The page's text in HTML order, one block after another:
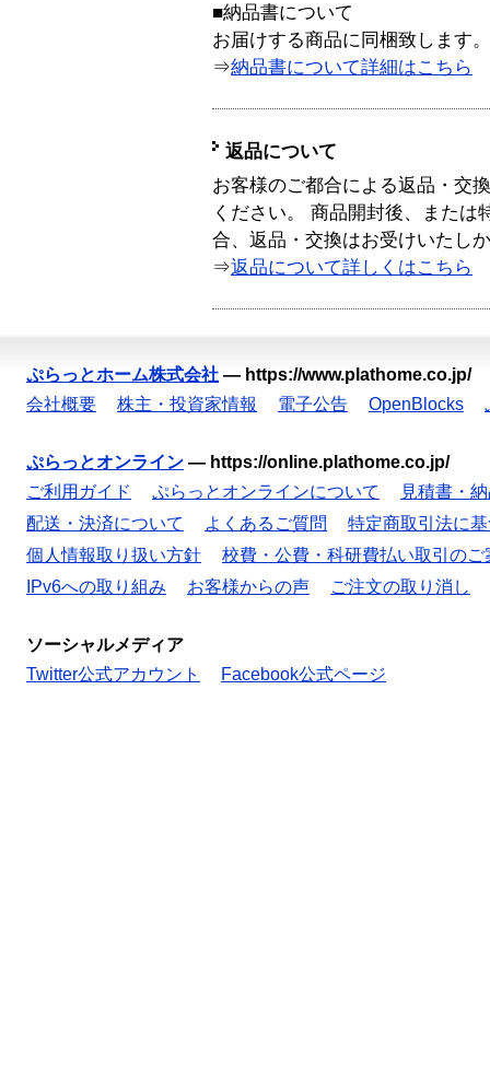
■納品書について
お届けする商品に同梱致します。
⇒納品書について詳細はこちら
返品について
お客様のご都合による返品・交
ください。 商品開封後、または
合、返品・交換はお受けいたし
⇒返品について詳しくはこちら
ぷらっとホーム株式会社 — https://www.plathome.co.jp/
会社概要
株主・投資家情報 電子公告 OpenBlocks
ぷらっとオンライン — https://online.plathome.co.jp/
ご利用ガイド
ぷらっとオンラインについて
見積書・
配送・決済について
よくあるご質問
特定商取引法に
個人情報取り扱い方針
校費・公費・科研費払い取引のご
IPv6への取り組み
お客様からの声 ご注文の取り消し
ソーシャルメディア
Twitter公式アカウント
Facebook公式ページ